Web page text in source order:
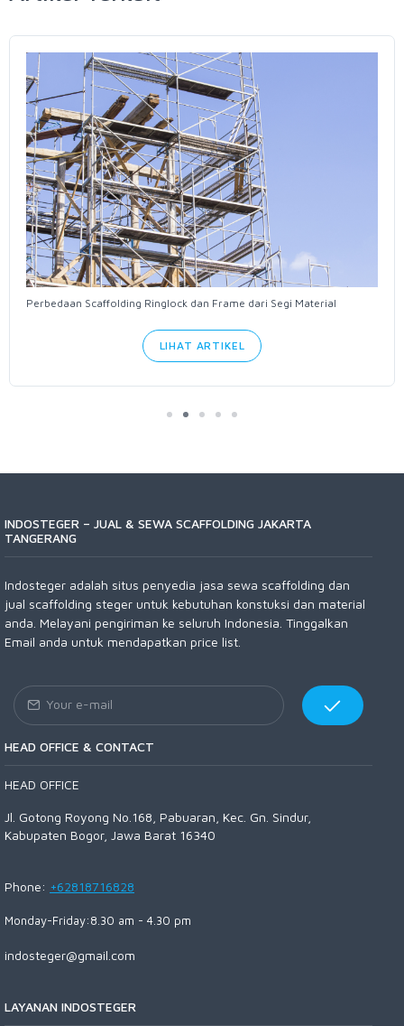
Perbedaan Scaffolding Ringlock dan Frame dari Segi Material
LIHAT ARTIKEL
INDOSTEGER – JUAL & SEWA SCAFFOLDING JAKARTA
TANGERANG
Indosteger adalah situs penyedia jasa sewa scaffolding dan
jual scaffolding steger untuk kebutuhan konstuksi dan material
anda. Melayani pengiriman ke seluruh Indonesia. Tinggalkan
Email anda untuk mendapatkan price list.
HEAD OFFICE & CONTACT
HEAD OFFICE
Jl. Gotong Royong No.168, Pabuaran, Kec. Gn. Sindur,
Kabupaten Bogor, Jawa Barat 16340
Phone: +62818716828
Monday-Friday:8.30 am - 4.30 pm
indosteger@gmail.com
LAYANAN INDOSTEGER